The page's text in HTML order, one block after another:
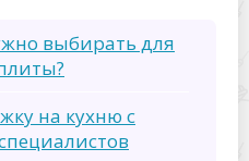
выбирать для
на кухню с